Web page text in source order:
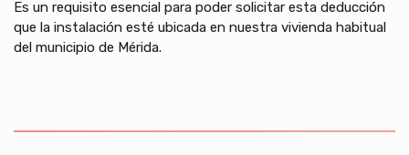
Es un requisito esencial para poder solicitar esta deducción
que la instalación esté ubicada en nuestra vivienda habitual
del municipio de Mérida.